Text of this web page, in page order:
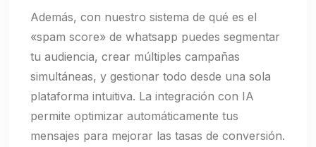
Además, con nuestro sistema de qué es el
«spam score» de whatsapp puedes segmentar
tu audiencia, crear múltiples campañas
simultáneas, y gestionar todo desde una sola
plataforma intuitiva. La integración con IA
permite optimizar automáticamente tus
mensajes para mejorar las tasas de conversión.